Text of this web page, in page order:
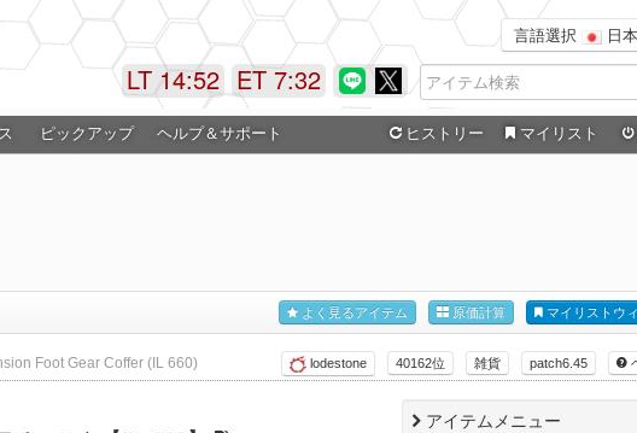
言語選択 日
ET 7:32
LT 14:52
ピックアップ ヘルプ＆サポート ヒストリー マイリスト
マイリストウ
原価計算
よく見るアイテム
Foot Gear Coffer (IL 660) patch6.45
雑貨
40162位
lodestone
アイテムメニュー